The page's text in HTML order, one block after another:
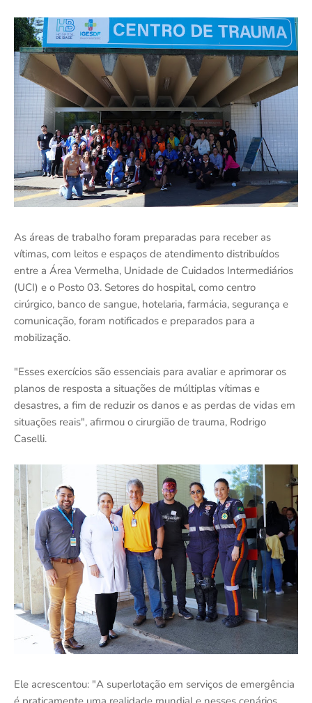
As áreas de trabalho foram preparadas para receber as
vítimas, com leitos e espaços de atendimento distribuídos
entre a Área Vermelha, Unidade de Cuidados Intermediários
(UCI) e o Posto 03. Setores do hospital, como centro
cirúrgico, banco de sangue, hotelaria, farmácia, segurança e
comunicação, foram notificados e preparados para a
mobilização.
"Esses exercícios são essenciais para avaliar e aprimorar os
planos de resposta a situações de múltiplas vítimas e
desastres, a fim de reduzir os danos e as perdas de vidas em
situações reais", afirmou o cirurgião de trauma, Rodrigo
Caselli.
Ele acrescentou: "A superlotação em serviços de emergência